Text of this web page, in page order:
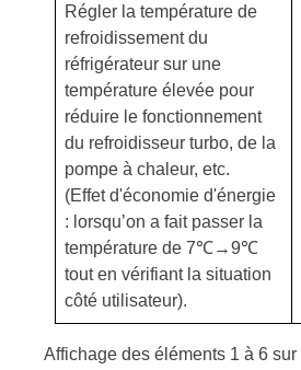
Régler la température de
refroidissement du
réfrigérateur sur une
température élevée pour
réduire le fonctionnement
du refroidisseur turbo, de la
pompe à chaleur, etc.
(Effet d'économie d'énergie
: lorsqu’on a fait passer la
température de 7℃→9℃
tout en vérifiant la situation
côté utilisateur).
Affichage des éléments 1 à 6